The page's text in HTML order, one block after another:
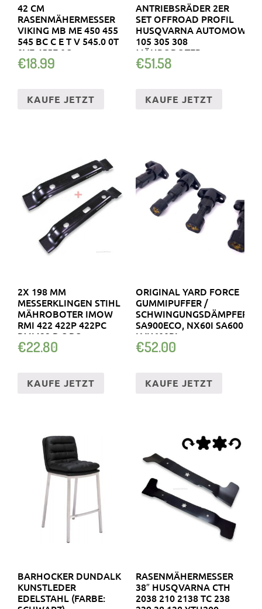
42 CM
RASENMÄHERMESSER
VIKING MB ME 450 455
545 BC C E T V 545.0 0T
0VE 455E 0C
€18.99
KAUFE JETZT
ANTRIEBSRÄDER 2ER
SET OFFROAD PROFIL
HUSQVARNA AUTOMOWER
105 305 308
MÄHROBOTER
€51.58
KAUFE JETZT
2X 198 MM
MESSERKLINGEN STIHL
MÄHROBOTER IMOW
RMI 422 422P 422PC
RMI422 P C PC
€22.80
KAUFE JETZT
ORIGINAL YARD FORCE
GUMMIPUFFER /
SCHWINGUNGSDÄMPFER
SA900ECO, NX60I SA600
LVU600RI
€52.00
KAUFE JETZT
BARHOCKER DUNDALK
KUNSTLEDER
EDELSTAHL (FARBE:
RASENMÄHERMESSER
38″ HUSQVARNA CTH
2038 210 2138 TC 238